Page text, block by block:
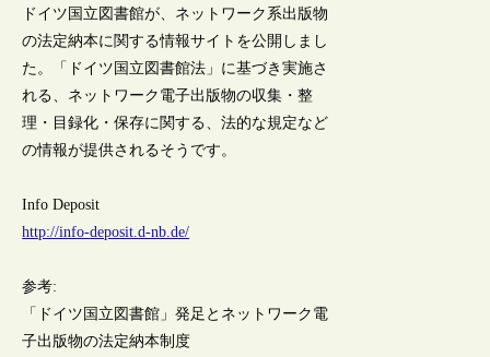
ドイツ国立図書館が、ネットワーク系出版物
の法定納本に関する情報サイトを公開しまし
た。「ドイツ国立図書館法」に基づき実施さ
れる、ネットワーク電子出版物の収集・整
理・目録化・保存に関する、法的な規定など
の情報が提供されるそうです。
Info Deposit
http://info-deposit.d-nb.de/
参考:
「ドイツ国立図書館」発足とネットワーク電
子出版物の法定納本制度